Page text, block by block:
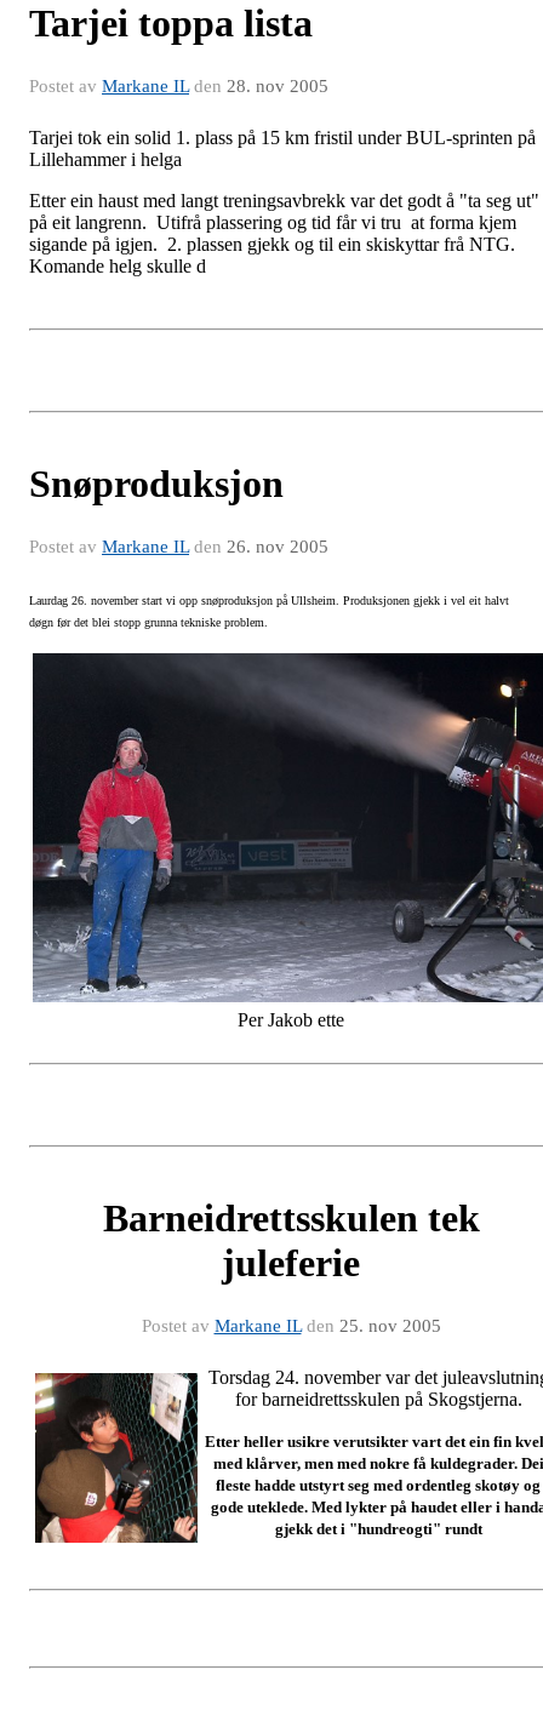
Tarjei toppa lista
Postet av Markane ILden 28. nov 2005
Tarjei tok ein solid 1. plass på 15 km fristil under BUL-sprinten på
Lillehammer i helga
Etter ein haust med langt treningsavbrekk var det godt å "ta seg ut"
på eit langrenn. Utifrå plassering og tid får vi tru at forma kjem
sigande på igjen. 2. plassen gjekk og til ein skiskyttar frå NTG.
Komande helg skulle d
Snøproduksjon
Postet av Markane ILden 26. nov 2005
Laurdag 26. november start vi opp snøproduksjon på Ullsheim. Produksjonen gjekk i vel eit halvt
døgn før det blei stopp grunna tekniske problem.
Per Jakob ette
Barneidrettsskulen tek
juleferie
Postet av Markane ILden 25. nov 2005
Torsdag 24. november var det
for barneidrettsskulen på Skogstjerna.
Etter heller usikre verutsikter vart det ein fin
med klårver, men med nokre få kuldegrader. Dei
fleste hadde utstyrt seg med ordentleg skotøy og
gode uteklede. Med lykter på haudet eller i
gjekk det i "hundreogti" rundt